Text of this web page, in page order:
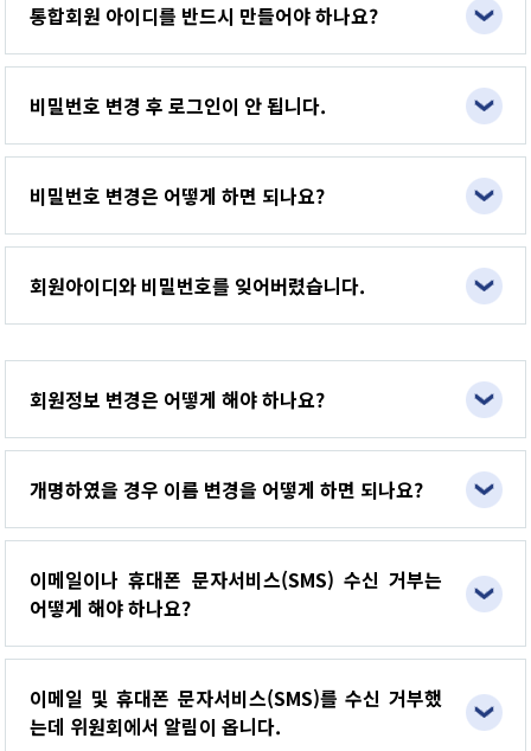
통합회원 아이디를 반드시 만들어야 하나요?
비밀번호 변경 후 로그인이 안 됩니다.
비밀번호 변경은 어떻게 하면 되나요?
회원아이디와 비밀번호를 잊어버렸습니다.
회원정보 변경은 어떻게 해야 하나요?
개명하였을 경우 이름 변경을 어떻게 하면 되나요?
이메일이나 휴대폰 문자서비스(SMS) 수신 거부는
어떻게 해야 하나요?
이메일 및 휴대폰 문자서비스(SMS)를 수신 거부했
는데 위원회에서 알림이 옵니다.